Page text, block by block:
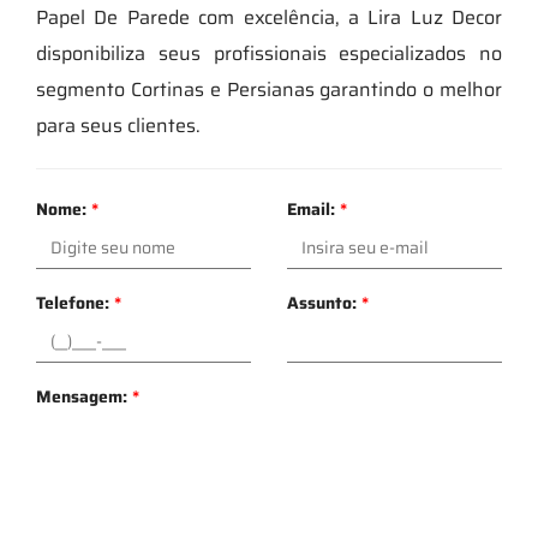
Papel De Parede com excelência, a Lira Luz Decor
disponibiliza seus profissionais especializados no
segmento Cortinas e Persianas garantindo o melhor
para seus clientes.
Nome:* Email:*
Telefone:* Assunto:*
Mensagem:*